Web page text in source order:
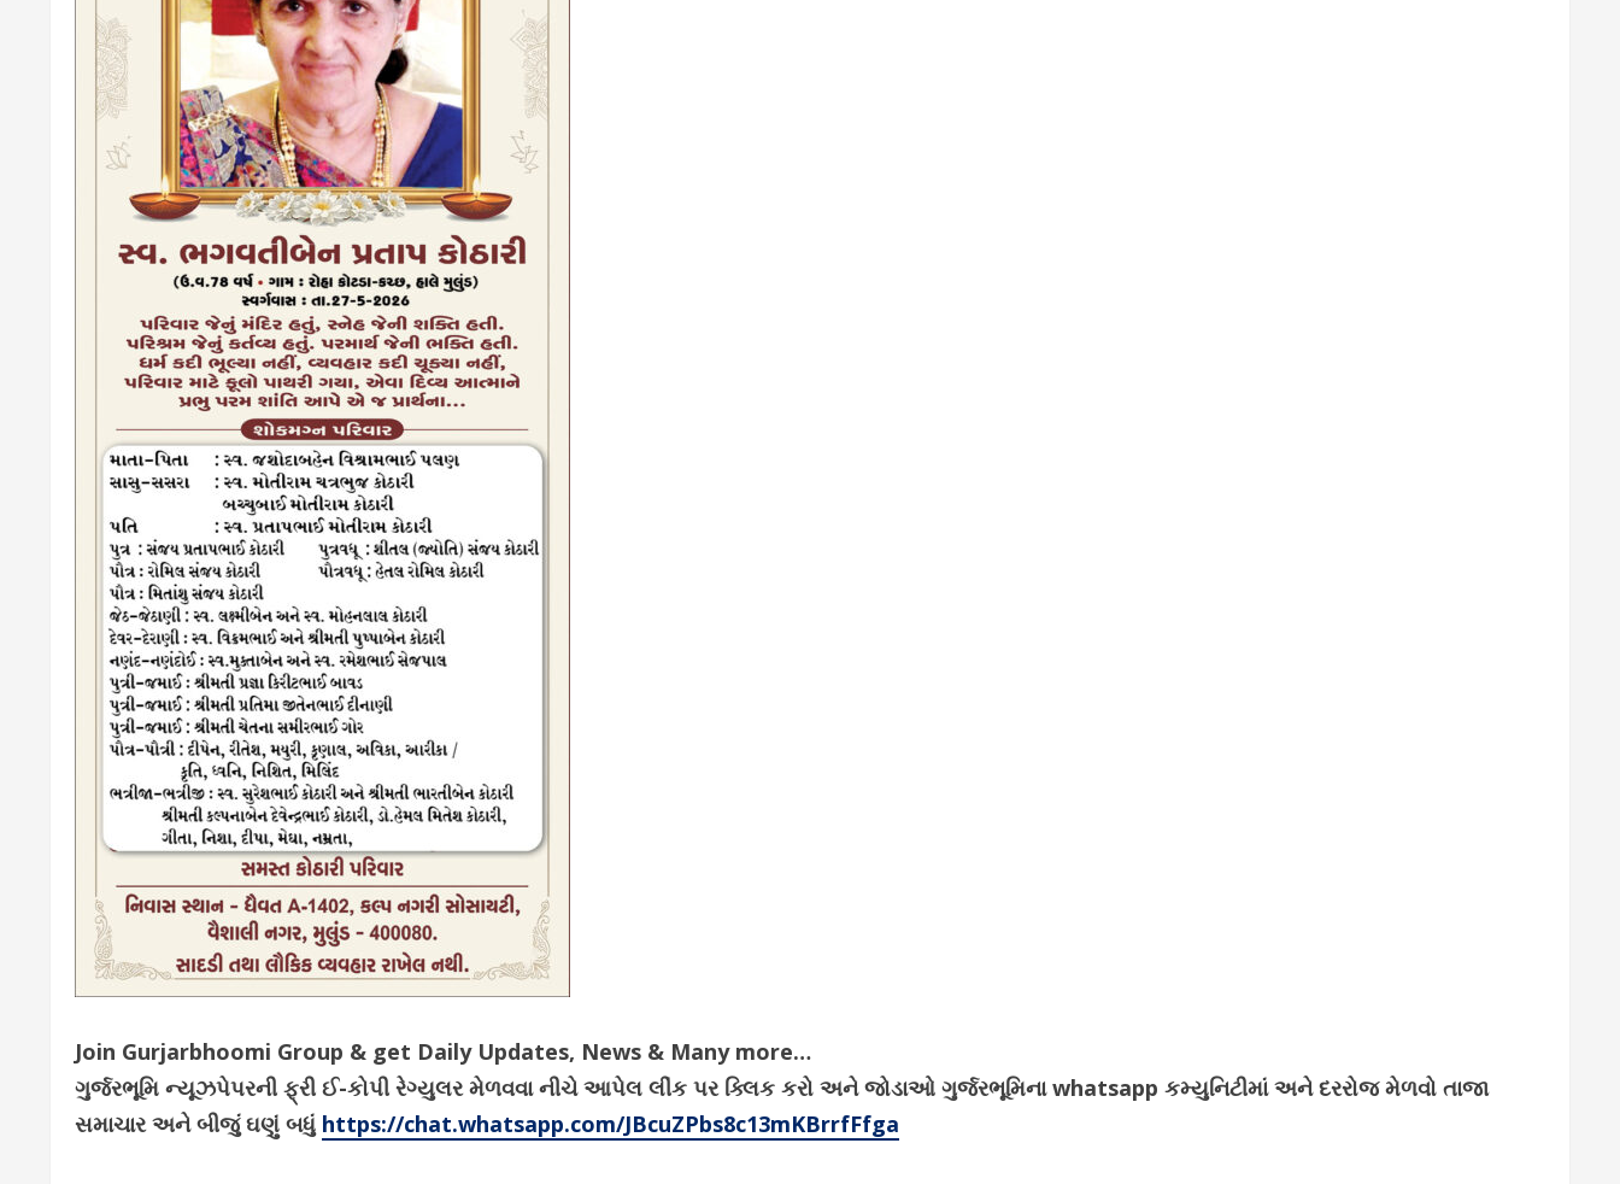
Join Gurjarbhoomi Group & get Daily Updates, News & Many more…
ગુર્જરભૂમિ ન્યૂઝપેપરની ફ્રી ઈ-કોપી રેગ્યુલર મેળવવા નીચે આપેલ લીંક પર ક્લિક કરો અને જોડાઓ ગુર્જરભૂમિના whatsapp કમ્યુનિટીમાં અને દરરોજ મેળવો તાજા
સમાચાર અને બીજું ઘણું બધું https://chat.whatsapp.com/JBcuZPbs8c13mKBrrfFfga